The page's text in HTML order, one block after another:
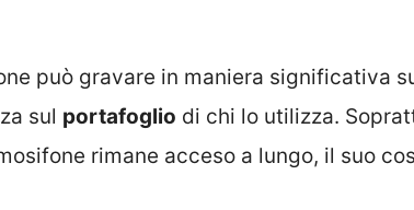
può gravare in maniera significativa
sul portafoglio di chi lo utilizza.
rimane acceso a lungo, il suo